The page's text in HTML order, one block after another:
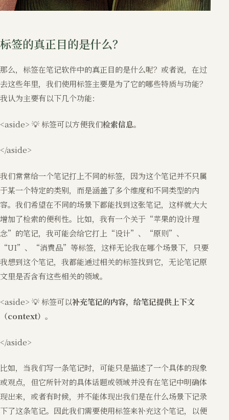
标签的真正目的是什么？
那么，标签在笔记软件中的真正目的是什么呢？或者说，在过
去这些年里，我们使用标签主要是为了它的哪些特质与功能？
我认为主要有以下几个功能：
<aside> 💡 标签可以方便我们检索信息。
</aside>
我们常常给一个笔记打上不同的标签，因为这个笔记并不只属
于某一个特定的类别，而是涵盖了多个维度和不同类型的内
容。我们希望在不同的场景下都能找到这张笔记，这样就大大
增加了检索的便利性。比如，我有一个关于“苹果的设计理
念”的笔记，我可能会给它打上“设计”、“原则”、
“UI”、“消费品”等标签，这样无论我在哪个场景下，只要
我想到这个笔记，我都能通过相关的标签找到它，无论笔记原
文里是否含有这些相关的领域。
<aside> 💡 标签可以补充笔记的内容，给笔记提供上下文
（context） 。
</aside>
比如，当我们写一条笔记时，可能只是描述了一个具体的现象
或观点，但它所针对的具体话题或领域并没有在笔记中明确体
现出来，或者有时候，并不能体现出我们是在什么场景下记录
下了这条笔记。因此我们需要使用标签来补充这个笔记，以便